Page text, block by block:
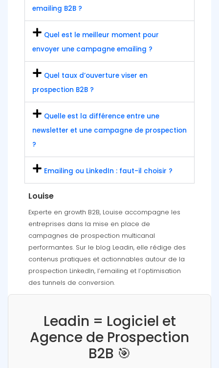
emailing B2B ?
Quel est le meilleur moment pour
envoyer une campagne emailing ?
Quel taux d’ouverture viser en
prospection B2B ?
Quelle est la différence entre une
newsletter et une campagne de prospection
?
Emailing ou LinkedIn : faut-il choisir ?
Louise
Experte en growth B2B, Louise accompagne les
entreprises dans la mise en place de
campagnes de prospection multicanal
performantes. Sur le blog Leadin, elle rédige des
contenus pratiques et actionnables autour de la
prospection LinkedIn, l’emailing et l’optimisation
des tunnels de conversion.
Leadin = Logiciel et
Agence de Prospection
B2B 🎯